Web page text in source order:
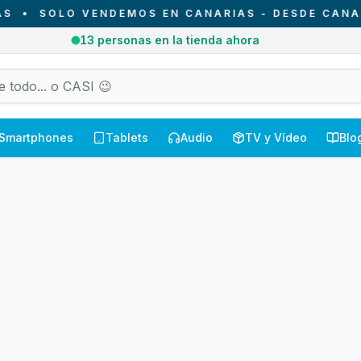
SOLO VENDEMOS EN CANARIAS - DESDE
13 personas en la tienda ahora
Tablets Audio TV y Vídeo